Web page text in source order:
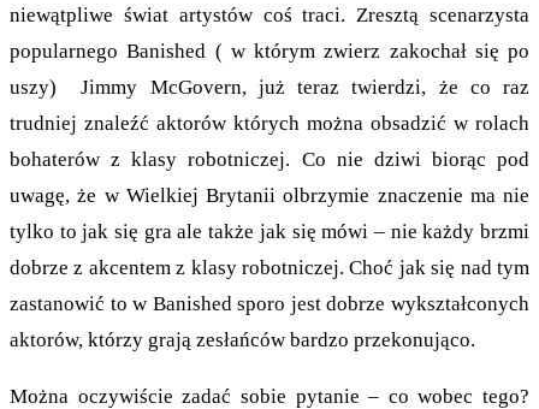
niewątpliwe świat artystów coś traci. Zresztą scenarzysta
popularnego Banished ( w którym zwierz zakochał się po
uszy) Jimmy McGovern, już teraz twierdzi, że co raz
trudniej znaleźć aktorów których można obsadzić w rolach
bohaterów z klasy robotniczej. Co nie dziwi biorąc pod
uwagę, że w Wielkiej Brytanii olbrzymie znaczenie ma nie
tylko to jak się gra ale także jak się mówi – nie każdy brzmi
dobrze z akcentem z klasy robotniczej. Choć jak się nad tym
zastanowić to w Banished sporo jest dobrze wykształconych
aktorów, którzy grają zesłańców bardzo przekonująco.
Można oczywiście zadać sobie pytanie – co wobec tego?